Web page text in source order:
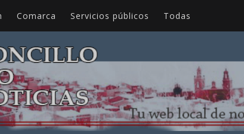
Comarca Servicios públicos Todas